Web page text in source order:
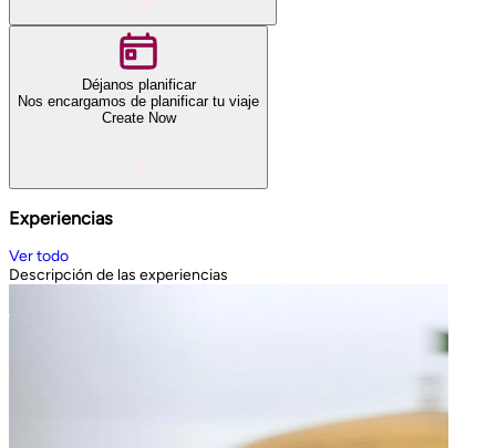
Déjanos planificar
Nos encargamos de planificar tu viaje
Create Now
Experiencias
Ver todo
Descripción de las experiencias